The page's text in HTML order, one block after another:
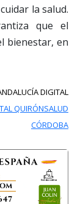
la salud.
que el
bienestar, en
DIGITAL
QUIRÓNSALUD
CÓRDOBA